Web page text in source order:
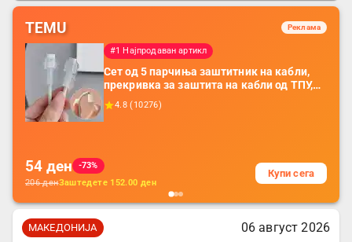
TEMU Реклама
#1 Најпродаван артикл
Сет од 5 парчиња заштитник на кабли,
прекривка за заштита на кабли од ТПУ,
додатоци за заштита на кабли, без
батерија, за мобилни телефони, комплет
4.8 (10276)
54 ден
-73%
206денЗаштедете 152.00 ден
Купи сега
МАКЕДОНИЈА
06 август 2026